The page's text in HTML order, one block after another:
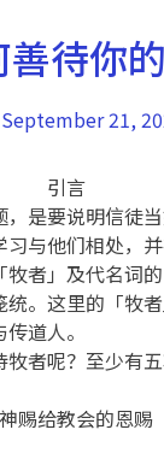
善待你
September 21,
引言
，是要说明信徒
习与他们相处，
牧者」及代名词
统。这里的「牧
道人。
牧者呢？至少有
赐给教会的恩赐